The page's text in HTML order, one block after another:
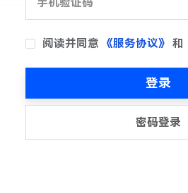
阅读并同意 《服务协议》 和
登录
密码登录